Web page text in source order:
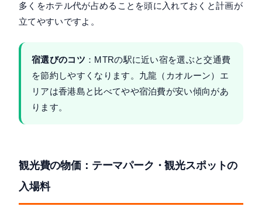
多くをホテル代が占めることを頭に入れておくと計画が
立てやすいですよ。
宿選びのコツ ：MTRの駅に近い宿を選ぶと交通費
を節約しやすくなります。九龍（カオルーン）エ
リアは香港島と比べてやや宿泊費が安い傾向があ
ります。
観光費の物価：テーマパーク・観光スポットの
入場料